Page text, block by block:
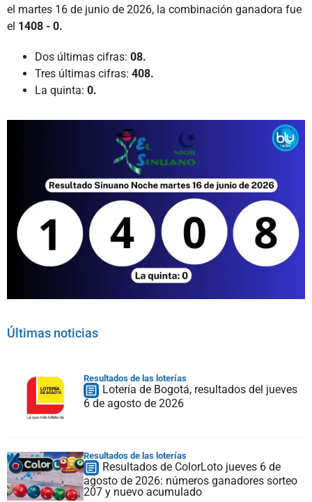
el martes 16 de junio de 2026, la combinación ganadora fue
el 1408 - 0.
Dos últimas cifras: 08.
Tres últimas cifras: 408.
La quinta: 0.
Últimas noticias
Resultados de las loterías
Lotería de Bogotá, resultados del jueves
6 de agosto de 2026
Resultados de las loterías
Resultados de ColorLoto jueves 6 de
agosto de 2026: números ganadores sorteo
207 y nuevo acumulado